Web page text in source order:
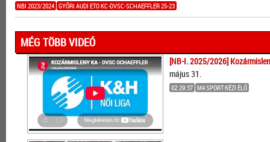
NBI 2023/2024 GYŐRI AUDI ETO KC-DVSC-SCHAEFFLER 25-23
MÉG TÖBB VIDEÓ
[NB-I. 2025/2026]
május 31.
02:29:37 M4 SPORT KÉZI ÉLŐ